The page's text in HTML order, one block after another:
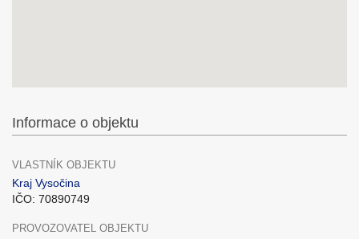
Informace o objektu
VLASTNÍK OBJEKTU
Kraj Vysočina
IČO: 70890749
PROVOZOVATEL OBJEKTU